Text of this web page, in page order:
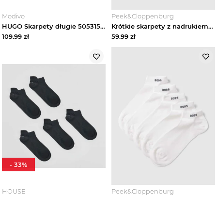
Modivo
HUGO Skarpety długie 50531517 Biały
109.99 zł
Peek&Cloppenburg
Krótkie skarpety z nadrukiem z logo w zestawie 2 szt. Tommy Hilfiger Granatowy
59.99 zł
HOUSE
-33%
Peek&Cloppenburg